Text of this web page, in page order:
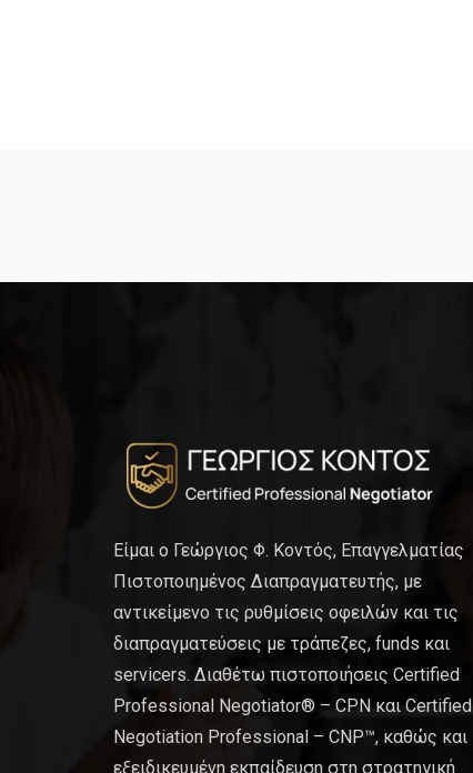
Είμαι ο Γεώργιος Φ. Κοντός, Επαγγελματίας
Πιστοποιημένος Διαπραγματευτής, με
αντικείμενο τις ρυθμίσεις οφειλών και τις
διαπραγματεύσεις με τράπεζες, funds και
servicers. Διαθέτω πιστοποιήσεις Certified
Professional Negotiator® – CPN και Certified
Negotiation Professional – CNP™, καθώς και
εξειδικευμένη εκπαίδευση στη στρατηγική